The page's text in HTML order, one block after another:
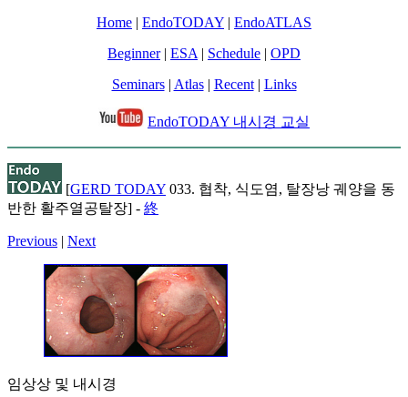
Home | EndoTODAY | EndoATLAS
Beginner| ESA | Schedule | OPD
Seminars| Atlas| Recent| Links
EndoTODAY 내시경 교실
[GERD TODAY 033. 협착, 식도염, 탈장낭 궤양을 동
반한 활주열공탈장] - 終
Previous | Next
임상상 및 내시경